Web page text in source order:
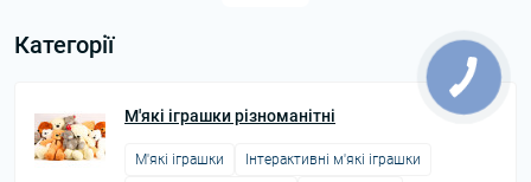
Категорії
М'які іграшки різноманітні
М'які іграшки
Інтерактивні м'які іграшки